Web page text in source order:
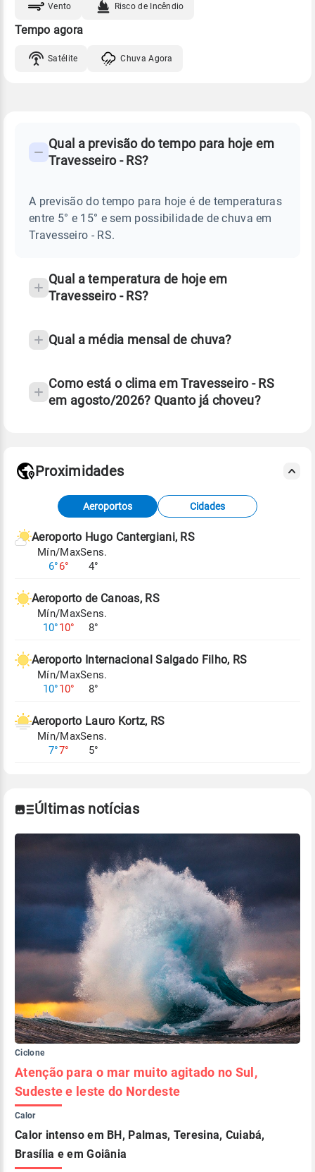
Vento Risco de Incêndio
Tempo agora
Satélite Chuva Agora
PREVISÃO
TEMPO
TRAVESSEIRO
Perguntas
sobre
chuva
Qual a previsão do tempo para hoje em
Travesseiro - RS?
A previsão do tempo para hoje é de temperaturas
entre 5° e 15° e sem possibilidade de chuva em
Travesseiro - RS.
Qual a temperatura de hoje em
Travesseiro - RS?
Qual a média mensal de chuva?
Como está o clima em Travesseiro - RS
em agosto/2026? Quanto já choveu?
Fonte: dados combinados de estações
meteorológicas e satélite do Centro de Previsão
de Tempo e Estudos Climáticos (CPTEC).
Para obter mais informações sobre os dados
Proximidades
Aeroportos Cidades
Aeroporto Hugo Cantergiani, RS
Mín/Max
6°6°
Sens.
4°
Aeroporto de Canoas, RS
Mín/Max
10°10°
Sens.
8°
Aeroporto Internacional Salgado Filho, RS
Mín/Max
10°10°
Sens.
8°
Aeroporto Lauro Kortz, RS
Mín/Max
7°7°
Sens.
5°
Últimas notícias
Ciclone
Atenção para o mar muito agitado no Sul,
Sudeste e leste do Nordeste
Calor
Calor intenso em BH, Palmas, Teresina, Cuiabá,
Brasília e em Goiânia